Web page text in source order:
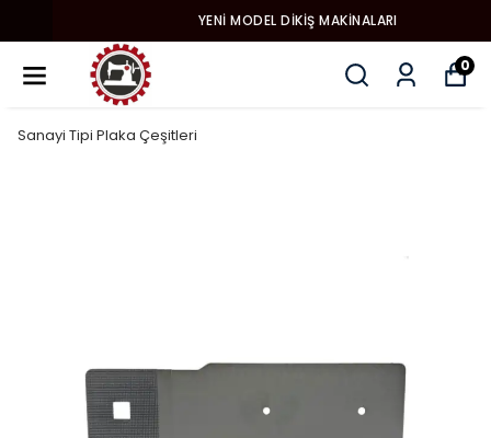
YENI MODEL DIKIŞ MAKINALARI
0
Sanayi Tipi Plaka Çeşitleri